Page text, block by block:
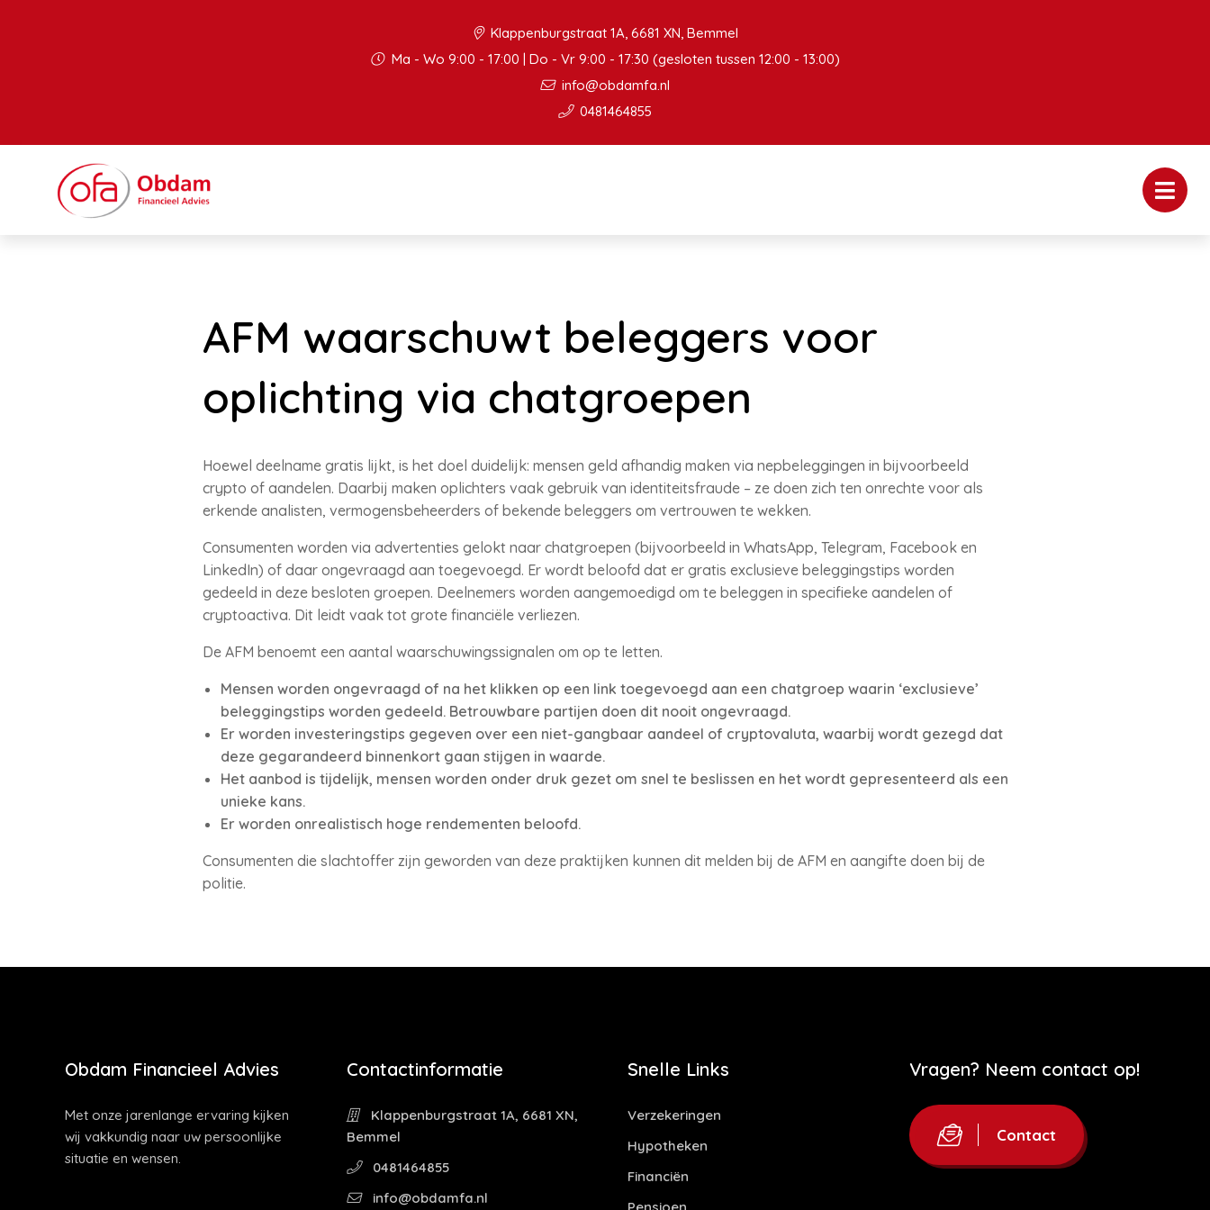
Klappenburgstraat 1A, 6681 XN, Bemmel
Ma - Wo 9:00 - 17:00 | Do - Vr 9:00 - 17:30 (gesloten tussen 12:00 - 13:00)
info@obdamfa.nl
0481464855
AFM waarschuwt beleggers voor
oplichting via chatgroepen
Hoewel deelname gratis lijkt, is het doel duidelijk: mensen geld afhandig maken via nepbeleggingen in bijvoorbeeld
crypto of aandelen. Daarbij maken oplichters vaak gebruik van identiteitsfraude – ze doen zich ten onrechte voor als
erkende analisten, vermogensbeheerders of bekende beleggers om vertrouwen te wekken.
Consumenten worden via advertenties gelokt naar chatgroepen (bijvoorbeeld in WhatsApp, Telegram, Facebook en
LinkedIn) of daar ongevraagd aan toegevoegd. Er wordt beloofd dat er gratis exclusieve beleggingstips worden
gedeeld in deze besloten groepen. Deelnemers worden aangemoedigd om te beleggen in specifieke aandelen of
cryptoactiva. Dit leidt vaak tot grote financiële verliezen.
De AFM benoemt een aantal waarschuwingssignalen om op te letten.
Mensen worden ongevraagd of na het klikken op een link toegevoegd aan een chatgroep waarin ‘exclusieve’
beleggingstips worden gedeeld. Betrouwbare partijen doen dit nooit ongevraagd.
Er worden investeringstips gegeven over een niet-gangbaar aandeel of cryptovaluta, waarbij wordt gezegd dat
deze gegarandeerd binnenkort gaan stijgen in waarde.
Het aanbod is tijdelijk, mensen worden onder druk gezet om snel te beslissen en het wordt gepresenteerd als een
unieke kans.
Er worden onrealistisch hoge rendementen beloofd.
Consumenten die slachtoffer zijn geworden van deze praktijken kunnen dit melden bij de AFM en aangifte doen bij de
politie.
Obdam Financieel Advies
Met onze jarenlange ervaring kijken
wij vakkundig naar uw persoonlijke
situatie en wensen.
Contactinformatie
Klappenburgstraat 1A, 6681 XN,
Bemmel
0481464855
info@obdamfa.nl
Snelle Links
Verzekeringen
Hypotheken
Financiën
Vragen? Neem contact op!
Contact